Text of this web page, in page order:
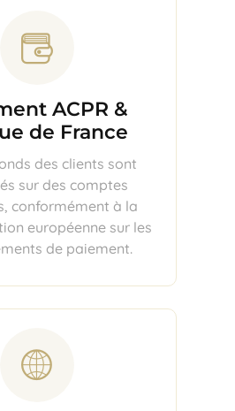
ACPR &
de France
des clients sont
sur des comptes
conformément à la
européenne sur les
de paiement.